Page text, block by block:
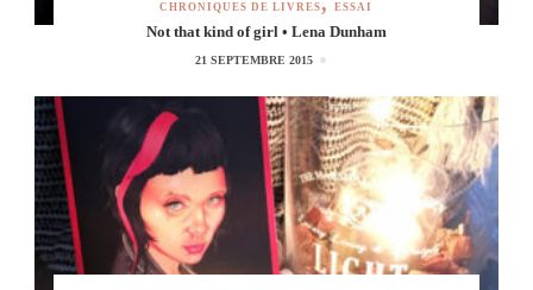
CHRONIQUES DE LIVRES ESSAI
Not that kind of girl • Lena Dunham
21 SEPTEMBRE 2015